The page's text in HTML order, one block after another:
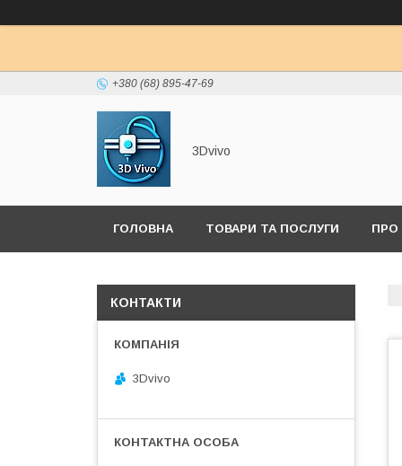
+380 (68) 895-47-69
3Dvivo
ГОЛОВНА ТОВАРИ ТА ПОСЛУГИ ПРО
КОНТАКТИ
3Dvivo